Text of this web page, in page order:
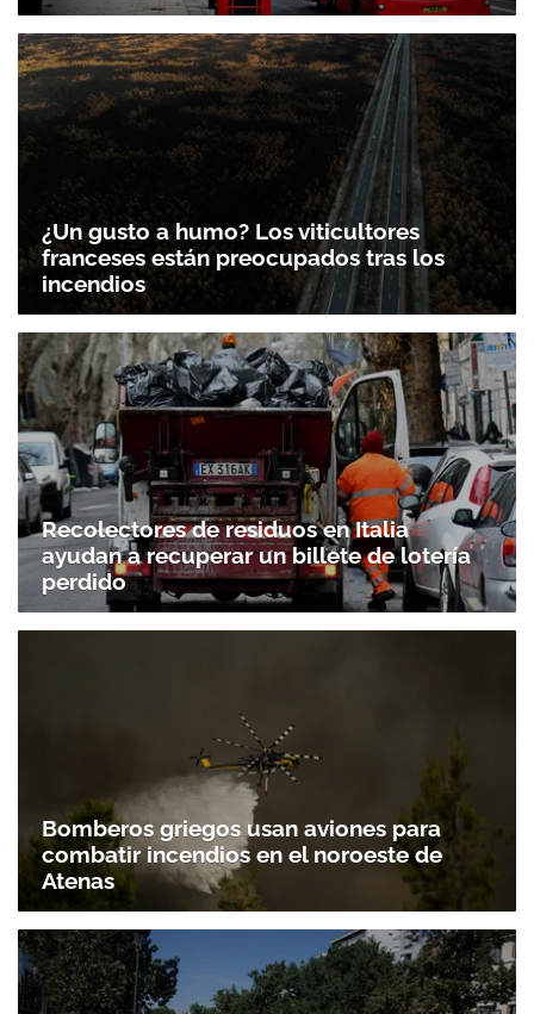
¿Un gusto a humo? Los viticultores
franceses están preocupados tras los
incendios
Recolectores de residuos en Italia
ayudan a recuperar un billete de lotería
perdido
Bomberos griegos usan aviones para
combatir incendios en el noroeste de
Atenas